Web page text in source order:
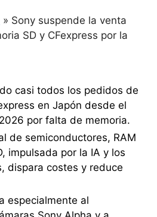
» Sony suspende la venta
SD y CFexpress por la
casi todos los pedidos de
en Japón desde el
por falta de memoria.
de semiconductores, RAM
impulsada por la IA y los
dispara costes y reduce
especialmente al